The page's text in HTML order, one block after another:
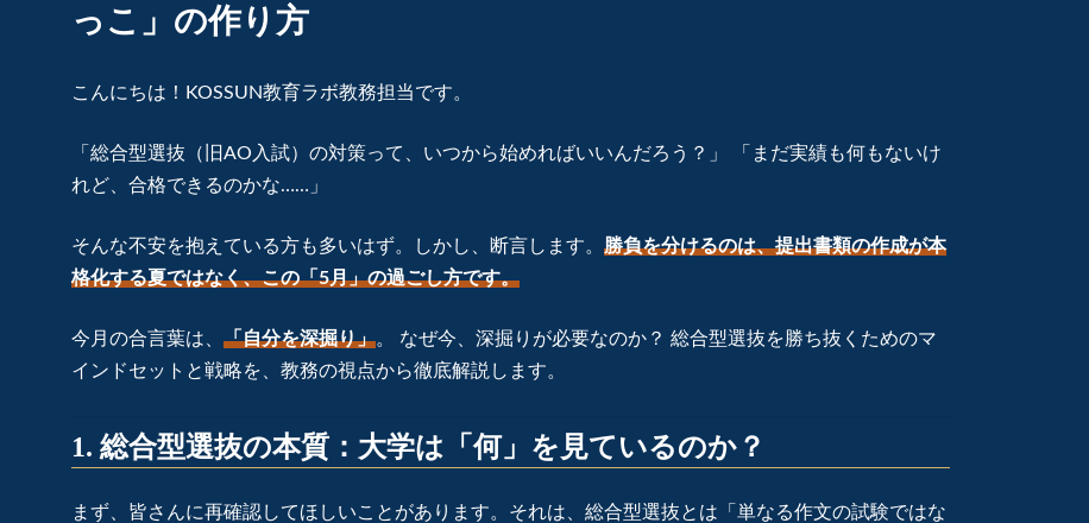
っこ」の作り方
こんにちは！KOSSUN教育ラボ教務担当です。
「総合型選抜（旧AO入試）の対策って、いつから始めればいいんだろう？」 「まだ実績も何もないけ
れど、合格できるのかな……」
そんな不安を抱えている方も多いはず。しかし、断言します。 勝負を分けるのは、提出書類の作成が本
格化する夏ではなく、この「5月」の過ごし方です。
今月の合言葉は、 「自分を深掘り」。 なぜ今、深掘りが必要なのか？ 総合型選抜を勝ち抜くためのマ
インドセットと戦略を、教務の視点から徹底解説します。
1. 総合型選抜の本質：大学は「何」を見ているのか？
まず、皆さんに再確認してほしいことがあります。それは、総合型選抜とは「単なる作文の試験ではな